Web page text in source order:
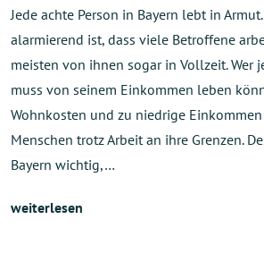
Jede achte Person in Bayern lebt in
alarmierend ist, dass viele Betroffene
meisten von ihnen sogar in Vollzeit. Wer
muss von seinem Einkommen leben
Wohnkosten und zu niedrige
Menschen trotz Arbeit an ihre Grenzen.
Bayern wichtig,…
weiterlesen